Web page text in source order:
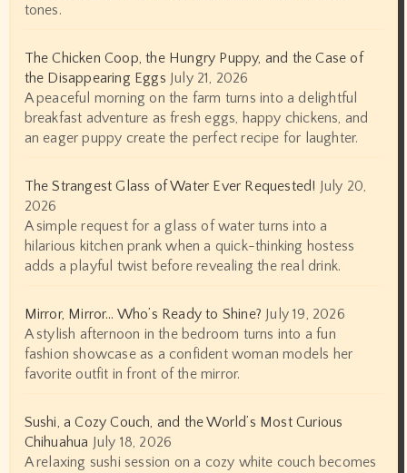
tones.
The Chicken Coop, the Hungry Puppy, and the Case of
the Disappearing Eggs July 21, 2026
A peaceful morning on the farm turns into a delightful
breakfast adventure as fresh eggs, happy chickens, and
an eager puppy create the perfect recipe for laughter.
The Strangest Glass of Water Ever Requested!
July 20,
2026
A simple request for a glass of water turns into a
hilarious kitchen prank when a quick-thinking hostess
adds a playful twist before revealing the real drink.
Mirror, Mirror… Who’s Ready to Shine? July 19, 2026
A stylish afternoon in the bedroom turns into a fun
fashion showcase as a confident woman models her
favorite outfit in front of the mirror.
Sushi, a Cozy Couch, and the World’s Most Curious
Chihuahua
July 18, 2026
A relaxing sushi session on a cozy white couch becomes